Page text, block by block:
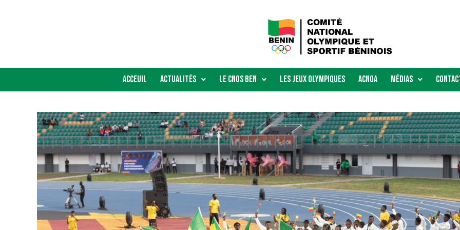
Acceuil Actualités Le Cnos Ben Les Jeux Olympiques ACNOA Médias